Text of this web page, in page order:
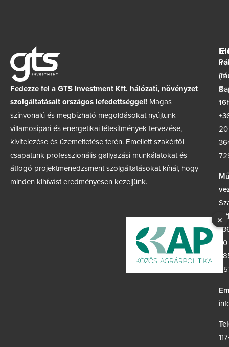
Fedezze fel a GTS Investment Kft. hálózati, növényzet
szolgáltatásait országos lefedettséggel! Magas
színvonalú és megbízható megoldásokat nyújtunk
villamosipari és energetikai létesítmények tervezése,
kivitelezése és üzemeltetése terén. Emellett szakértői
csapatunk professzionális gallyazási munkálatokat és
átfogó projektmenedzsment szolgáltatásokat kínál, hogy
minden kihívást eredményesen kezeljünk.
8–
20
30
×